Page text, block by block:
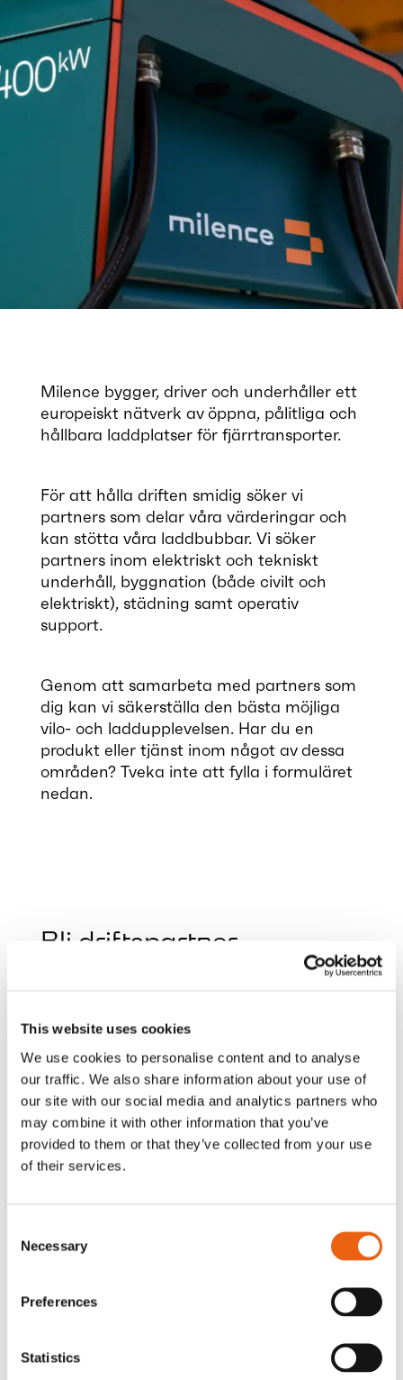
This website uses cookies
We use cookies to personalise content and to analyse
our traffic. We also share information about your use of
our site with our social media and analytics partners who
may combine it with other information that you’ve
provided to them or that they’ve collected from your use
of their services.
Selection
Necessary
Preferences
Statistics
Milence bygger, driver och underhåller ett
europeiskt nätverk av öppna, pålitliga och
hållbara laddplatser för fjärrtransporter.
För att hålla driften smidig söker vi
partners som delar våra värderingar och
kan stötta våra laddbubbar. Vi söker
partners inom elektriskt och tekniskt
underhåll, byggnation (både civilt och
elektriskt), städning samt operativ
support.
Genom att samarbeta med partners som
dig kan vi säkerställa den bästa möjliga
vilo- och laddupplevelsen. Har du en
produkt eller tjänst inom något av dessa
områden? Tveka inte att fylla i formuläret
nedan.
Bli driftspartner
Efternamn
Telefon